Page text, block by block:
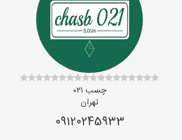
چسب ۰۲۱
تهران
09120245933